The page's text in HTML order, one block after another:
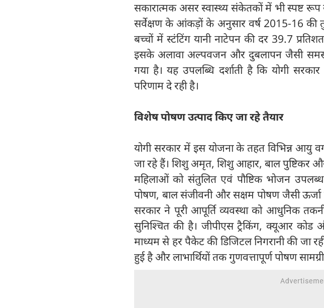
सकारात्मक असर स्वास्थ्य संकेतकों में भी स्पष्ट रूप से
सर्वेक्षण के आंकड़ों के अनुसार वर्ष 2015-16 की
बच्चों में स्टंटिंग यानी नाटेपन की दर 39.7
इसके अलावा अल्पवजन और दुबलापन जैसी
गया है। यह उपलब्धि दर्शाती है कि योगी
परिणाम दे रही है।
विशेष पोषण उत्पाद किए जा रहे तैयार
योगी सरकार में इस योजना के तहत विभिन्न आयु
जा रहे हैं। शिशु अमृत, शिशु आहार, बाल पुष्टिकर
महिलाओं को संतुलित एवं पौष्टिक भोजन
पोषण, बाल संजीवनी और सक्षम पोषण जैसी ऊर्जा
सरकार ने पूरी आपूर्ति व्यवस्था को आधुनिक
सुनिश्चित की है। जीपीएस ट्रैकिंग, क्यूआर कोड
माध्यम से हर पैकेट की डिजिटल निगरानी की जा
हुई है और लाभार्थियों तक गुणवत्तापूर्ण पोषण